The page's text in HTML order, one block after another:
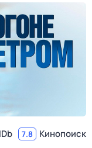
7.8 Кинопоиск